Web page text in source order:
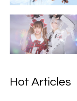
Hot Articles